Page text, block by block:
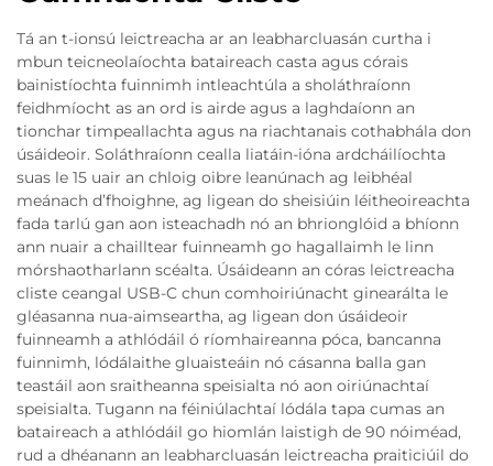
Tá an t-ionsú leictreacha ar an leabharcluasán curtha i
mbun teicneolaíochta bataireach casta agus córais
bainistíochta fuinnimh intleachtúla a sholáthraíonn
feidhmíocht as an ord is airde agus a laghdaíonn an
tionchar timpeallachta agus na riachtanais cothabhála don
úsáideoir. Soláthraíonn cealla liatáin-ióna ardcháilíochta
suas le 15 uair an chloig oibre leanúnach ag leibhéal
meánach d’fhoighne, ag ligean do sheisiúin léitheoireachta
fada tarlú gan aon isteachadh nó an bhrionglóid a bhíonn
ann nuair a chailltear fuinneamh go hagallaimh le linn
mórshaotharlann scéalta. Úsáideann an córas leictreacha
cliste ceangal USB-C chun comhoiriúnacht ginearálta le
gléasanna nua-aimseartha, ag ligean don úsáideoir
fuinneamh a athlódáil ó ríomhaireanna póca, bancanna
fuinnimh, lódálaithe gluaisteáin nó cásanna balla gan
teastáil aon sraitheanna speisialta nó aon oiriúnachtaí
speisialta. Tugann na féiniúlachtaí lódála tapa cumas an
bataireach a athlódáil go hiomlán laistigh de 90 nóiméad,
rud a dhéanann an leabharcluasán leictreacha praiticiúil do